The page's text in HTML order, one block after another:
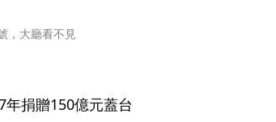
，大廳看不見
捐贈150億元蓋台